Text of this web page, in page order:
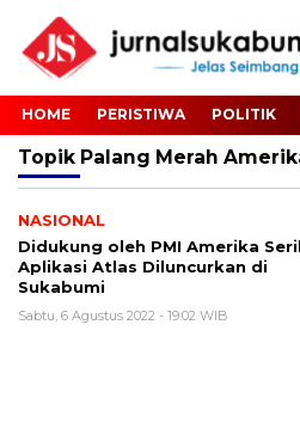
HOME PERISTIWA POLITIK
Topik Palang Merah
NASIONAL
Didukung oleh PMI Amerika
Aplikasi Atlas Diluncurkan di
Sukabumi
Sabtu, 6 Agustus 2022 - 19:02 WIB